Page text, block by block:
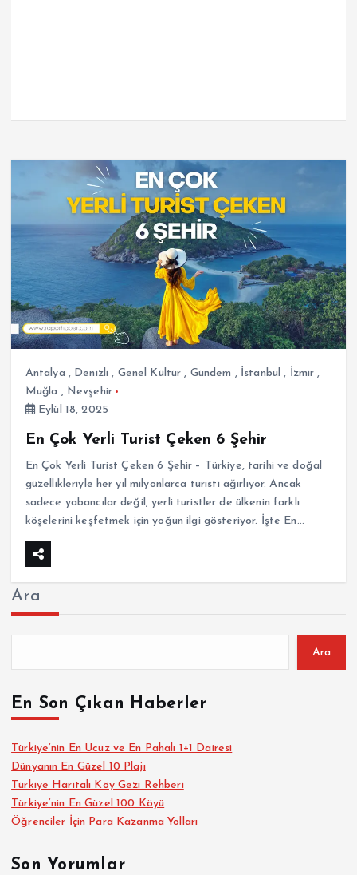
Antalya , Denizli , Genel Kültür , Gündem , İstanbul , İzmir ,
Muğla , Nevşehir
Eylül 18, 2025
En Çok Yerli Turist Çeken 6 Şehir
En Çok Yerli Turist Çeken 6 Şehir – Türkiye, tarihi ve doğal
güzellikleriyle her yıl milyonlarca turisti ağırlıyor. Ancak
sadece yabancılar değil, yerli turistler de ülkenin farklı
köşelerini keşfetmek için yoğun ilgi gösteriyor. İşte En…
Ara
Ara
En Son Çıkan Haberler
Türkiye’nin En Ucuz ve En Pahalı 1+1 Dairesi
Dünyanın En Güzel 10 Plajı
Türkiye Haritalı Köy Gezi Rehberi
Türkiye’nin En Güzel 100 Köyü
Öğrenciler İçin Para Kazanma Yolları
Son Yorumlar